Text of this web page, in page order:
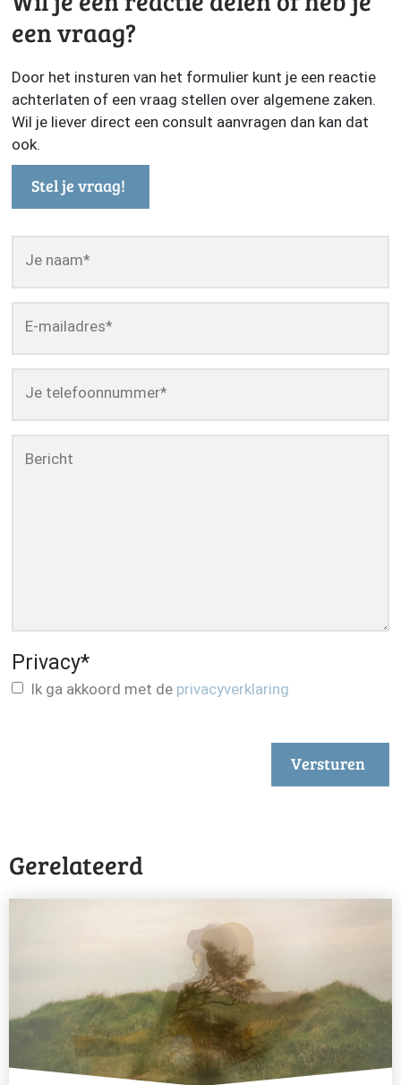
een vraag?
Door het insturen van het formulier kunt je een reactie
achterlaten of een vraag stellen over algemene zaken.
Wil je liever direct een consult aanvragen dan kan dat
ook.
Stel je vraag!
Je naam*
E-mailadres*
Je telefoonnummer*
Bericht
Privacy*
Ik ga akkoord met de privacyverklaring
Versturen
Gerelateerd